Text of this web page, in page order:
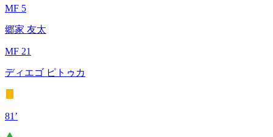
MF 5
郷家 友太
MF 21
ディエゴ ピトゥカ
81’